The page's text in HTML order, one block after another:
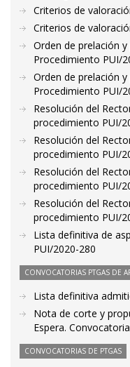
Criterios de
Criterios de
Orden de prelación
Procedimiento PUI/
Orden de prelación
Procedimiento PUI/
Resolución del
procedimiento PUI/
Resolución del
procedimiento PUI/
Resolución del
procedimiento PUI/
Resolución del
procedimiento PUI/
Lista definitiva de
PUI/2020-280
CONVOCATORIAS PTGAS DE
Lista definitiva
Nota de corte y
Espera.
CONVOCATORIAS DE PTGAS